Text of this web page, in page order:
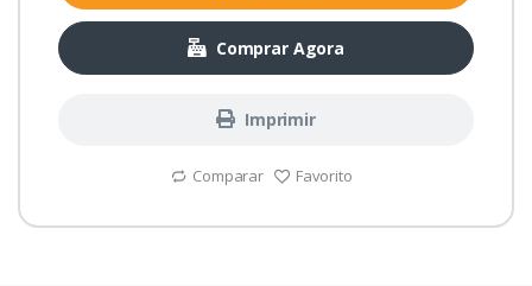
Comprar Agora
Imprimir
Comparar Favorito